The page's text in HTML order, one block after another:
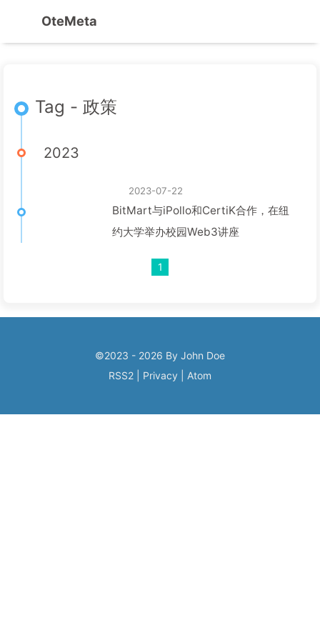
OteMeta
Tag - 政策
2023
2023-07-22
BitMart与iPollo和CertiK合作，在纽
约大学举办校园Web3讲座
1
©2023 - 2026 By John Doe
RSS2
Privacy Atom